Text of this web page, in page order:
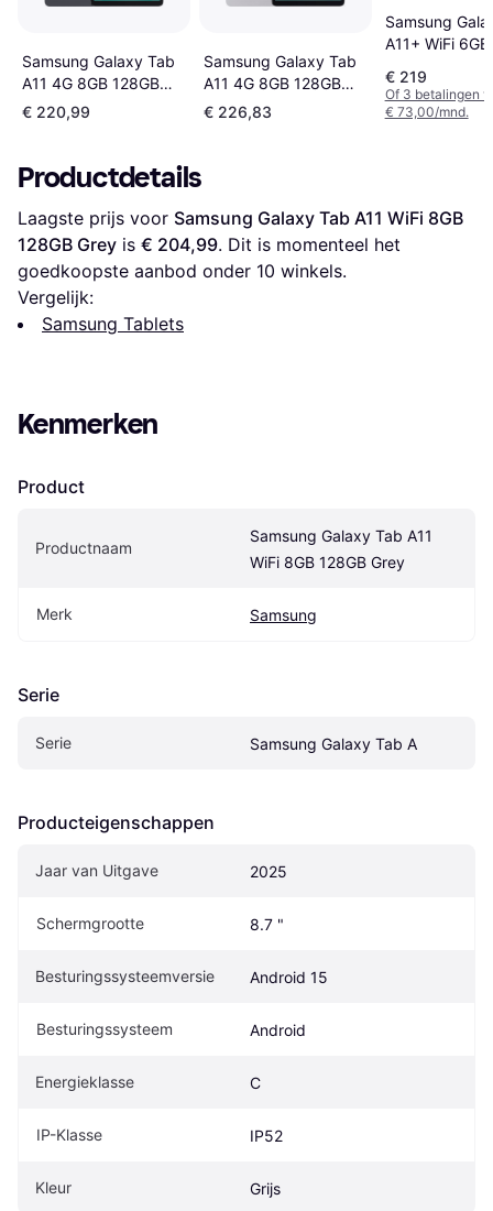
Samsung Galaxy Tab
A11 4G 8GB 128GB
Grey
€ 220,99
Samsung Galaxy Tab
A11 4G 8GB 128GB
Silver
€ 226,83
Samsung
A11+ WiFi
€ 219
Of 3 betalingen
€ 73,00/mnd.
Productdetails
Laagste prijs voor Samsung Galaxy Tab A11 WiFi 8GB
128GB Grey is € 204,99. Dit is momenteel het
goedkoopste aanbod onder 10 winkels.
Vergelijk:
Samsung Tablets
Kenmerken
Product
Productnaam
Samsung Galaxy Tab A11
WiFi 8GB 128GB Grey
Merk Samsung
Serie
Serie Samsung Galaxy Tab A
Producteigenschappen
Jaar van Uitgave 2025
Schermgrootte 8.7 "
Besturingssysteemversie Android 15
Besturingssysteem Android
Energieklasse C
IP-Klasse IP52
Kleur Grijs